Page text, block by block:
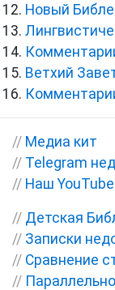
Новый
Ветхий
// Медиа кит
// Telegram
// Наш
// Детская
// Записки
// Сравнение
//